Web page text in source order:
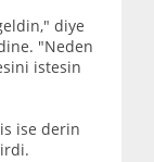
diye
"Neden
istesin
ise derin